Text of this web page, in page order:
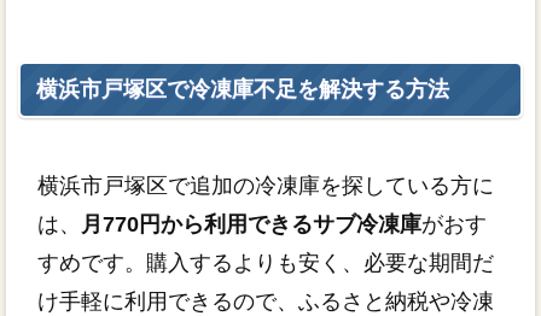
横浜市戸塚区で冷凍庫不足を解決する方法
横浜市戸塚区で追加の冷凍庫を探している方に
は、
月770円から利用できるサブ冷凍庫がおす
すめです。購入するよりも安く、必要な期間だ
け手軽に利用できるので、ふるさと納税や冷凍